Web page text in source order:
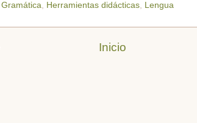
Gramática, Herramientas didácticas, Lengua
Inicio